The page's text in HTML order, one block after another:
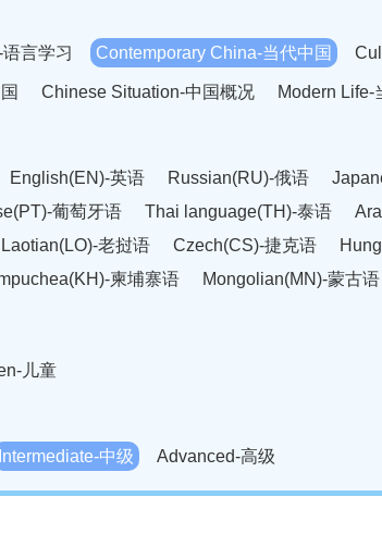
言学习 Contemporary China-当代中国
Chinese Situation-中国概况 Modern Life-
English(EN)-英语 Russian(RU)-俄语
葡萄牙语 Thai language(TH)-泰语
Laotian(LO)-老挝语 Czech(CS)-捷克语
柬埔寨语 Mongolian(MN)-蒙古语
儿童
Intermediate-中级 Advanced-高级